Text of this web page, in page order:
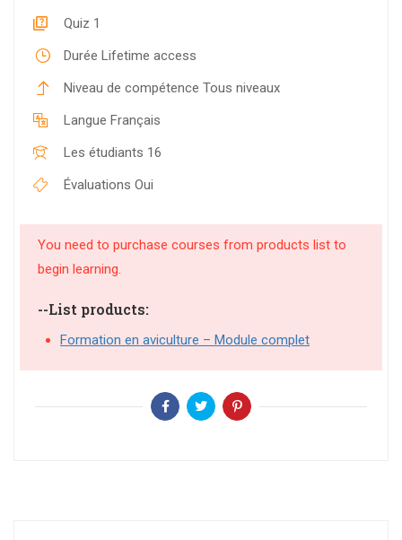
Quiz 1
Durée Lifetime access
Niveau de compétence Tous niveaux
Langue Français
Les étudiants 16
Évaluations Oui
You need to purchase courses from products list to
begin learning.
--List products:
Formation en aviculture – Module complet